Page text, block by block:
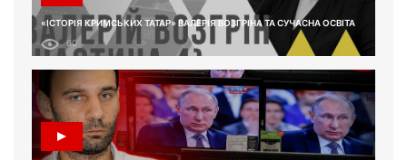
«ІСТОРІЯ КРИМСЬКИХ ТАТАР» ВАЛЕРІЯ ВОЗГРІНА ТА СУЧАСНА ОСВІТА
60